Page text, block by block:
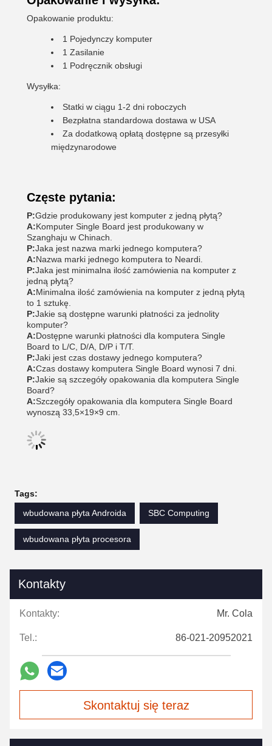
Opakowanie produktu:
1 Pojedynczy komputer
1 Zasilanie
1 Podręcznik obsługi
Wysyłka:
Statki w ciągu 1-2 dni roboczych
Bezpłatna standardowa dostawa w USA
Za dodatkową opłatą dostępne są przesyłki
międzynarodowe
Częste pytania:
P:Gdzie produkowany jest komputer z jedną płytą?
A:Komputer Single Board jest produkowany w
Szanghaju w Chinach.
P:Jaka jest nazwa marki jednego komputera?
A:Nazwa marki jednego komputera to Neardi.
P:Jaka jest minimalna ilość zamówienia na komputer z
jedną płytą?
A:Minimalna ilość zamówienia na komputer z jedną płytą
to 1 sztukę.
P:Jakie są dostępne warunki płatności za jednolity
komputer?
A:Dostępne warunki płatności dla komputera Single
Board to L/C, D/A, D/P i T/T.
P:Jaki jest czas dostawy jednego komputera?
A:Czas dostawy komputera Single Board wynosi 7 dni.
P:Jakie są szczegóły opakowania dla komputera Single
Board?
A:Szczegóły opakowania dla komputera Single Board
wynoszą 33,5×19×9 cm.
Tags:
wbudowana płyta Androida
SBC Computing
wbudowana płyta procesora
Kontakty
Kontakty: Mr. Cola
Tel.: 86-021-20952021
Skontaktuj się teraz